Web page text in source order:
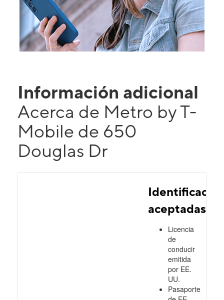
Información adicional
Acerca de Metro by T-
Mobile de 650
Douglas Dr
aceptadas
Licencia
de
conducir
emitida
por EE.
UU.
Pasaporte